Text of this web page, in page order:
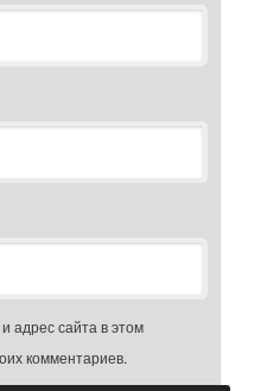
адрес сайта в этом
комментариев.